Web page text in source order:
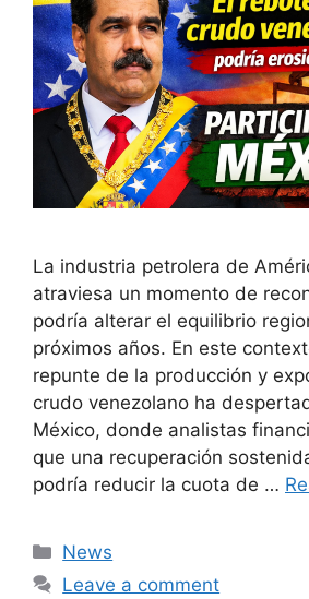
La industria petrolera de
atraviesa un momento de
podría alterar el equilibrio
próximos años. En este
repunte de la producción y
crudo venezolano ha
México, donde analistas
que una recuperación
podría reducir la cuota de …
Categories
News
Leave a comment